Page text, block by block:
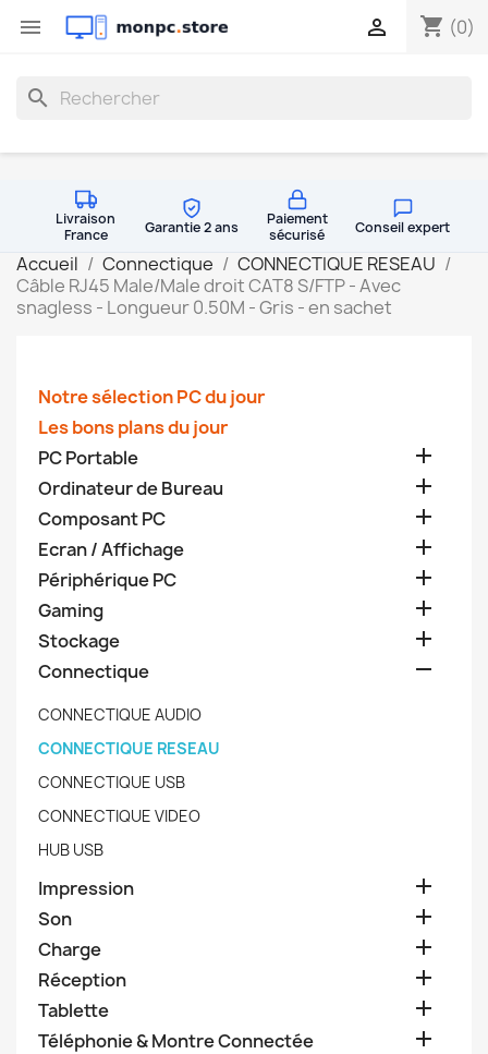
 shopping_cart (0)

search
Livraison
France
Garantie 2 ans
Paiement
sécurisé
Conseil expert
Accueil Connectique
CONNECTIQUE RESEAU
Câble RJ45 Male/Male droit CAT8 S/FTP - Avec
snagless - Longueur 0.50M - Gris - en sachet
Notre sélection PC du jour
Les bons plans du jour
PC Portable

Ordinateur de Bureau 
Composant PC 
Ecran / Affichage 
Périphérique PC 
Gaming 
Stockage 
Connectique 
CONNECTIQUE AUDIO
CONNECTIQUE RESEAU
CONNECTIQUE USB
CONNECTIQUE VIDEO
HUB USB
Impression 
Son 
Charge 
Réception 
Tablette 
Téléphonie & Montre Connectée 